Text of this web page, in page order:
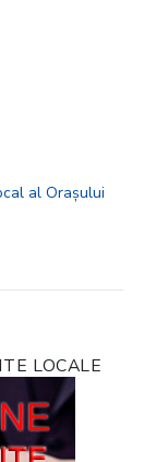
al Orașului
LOCALE